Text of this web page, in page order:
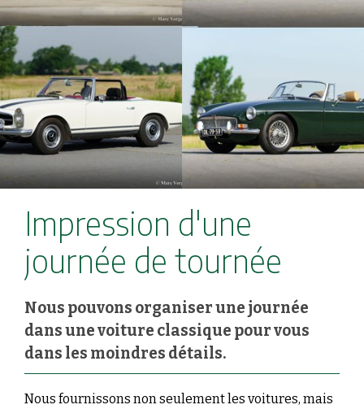
Impression d'une
journée de tournée
Nous pouvons organiser une journée
dans une voiture classique pour vous
dans les moindres détails.
Nous fournissons non seulement les voitures, mais